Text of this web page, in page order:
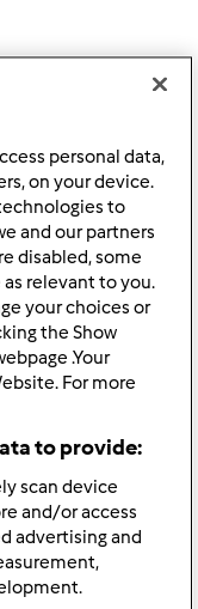
ale miewam
sięaby dodawać
komentarze
: 10.03.2013
personal data,
on your device.
to
and our partners
disabled, some
relevant to you.
your choices or
the Show
.Your
For more
to provide:
scan device
and/or access
advertising and